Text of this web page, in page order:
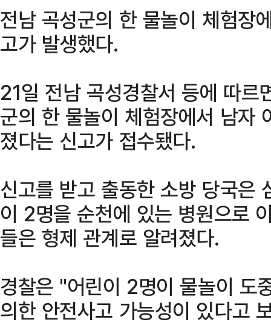
전남 곡성군의 한 물놀이 체험장
고가 발생했다.
21일 전남 곡성경찰서 등에 따
군의 한 물놀이 체험장에서 남자
졌다는 신고가 접수됐다.
신고를 받고 출동한 소방 당국은
이 2명을 순천에 있는 병원으로
들은 형제 관계로 알려졌다.
경찰은 "어린이 2명이 물놀이 도
의한 안전사고 가능성이 있다고